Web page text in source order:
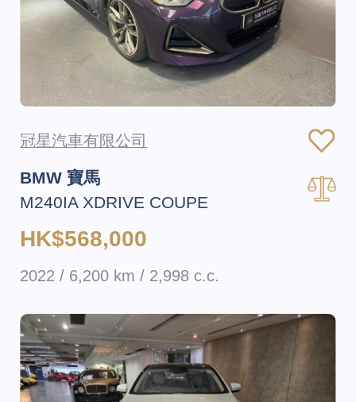
冠星汽車有限公司
BMW 寶馬
M240IA XDRIVE COUPE
HK$568,000
2022 / 6,200 km / 2,998 c.c.